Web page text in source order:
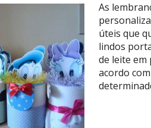
As
úteis que
lindos
de leite em
acordo